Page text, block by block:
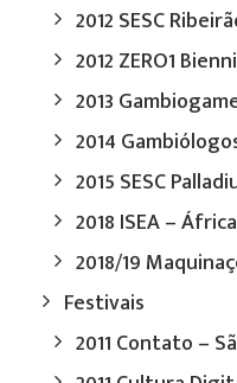
2012 SESC
2012 ZERO1
2013
2014
2015 SESC
2018 ISEA –
2018/19
Festivais
2011 Contato –